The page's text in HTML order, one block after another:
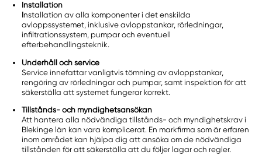
Installation
nstallation av alla komponenter i det enskilda
avloppssystemet, inklusive avloppstankar, rörledningar,
infiltrationssystem, pumpar och eventuell
efterbehandlingsteknik.
Underhåll och service
Service innefattar vanligtvis tömning av avloppstankar,
rengöring av rörledningar och pumpar, samt inspektion för att
säkerställa att systemet fungerar korrekt.
Tillstånds- och myndighetsansökan
Att hantera alla nödvändiga tillstånds- och myndighetskrav i
Blekinge län kan vara komplicerat. En markfirma som är erfaren
inom området kan hjälpa dig att ansöka om de nödvändiga
tillstånden för att säkerställa att du följer lagar och regler.